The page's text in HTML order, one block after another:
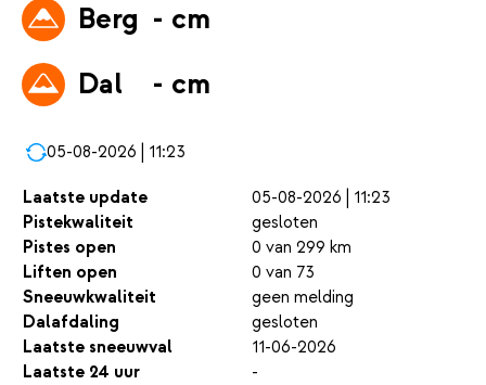
Berg - cm
Dal
- cm
05-08-2026 | 11:23
Laatste update
05-08-2026 | 11:23
Pistekwaliteit
gesloten
Pistes open
0 van 299 km
Liften open
0 van 73
Sneeuwkwaliteit
geen melding
Dalafdaling
gesloten
Laatste sneeuwval
11-06-2026
Laatste 24 uur
-